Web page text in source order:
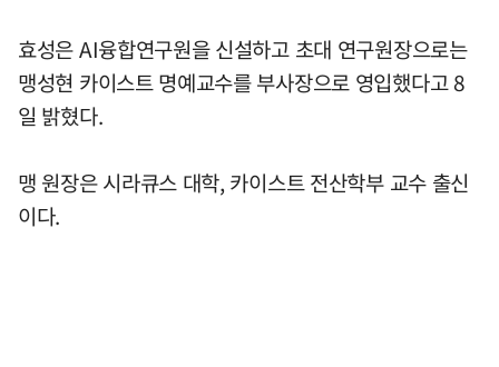
효성은 AI융합연구원을 신설하고 초대 연구원장으로는
맹성현 카이스트 명예교수를 부사장으로 영입했다고 8
일 밝혔다.
맹 원장은 시라큐스 대학, 카이스트 전산학부 교수 출신
이다.